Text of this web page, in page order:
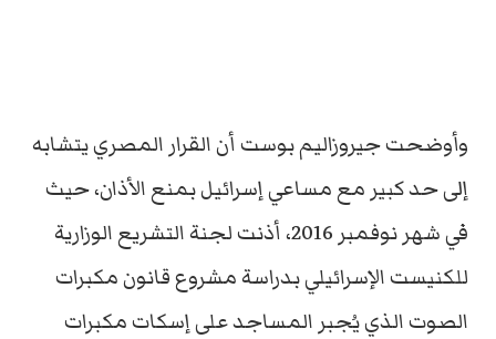
وأوضحت جيروزاليم بوست أن القرار المصري يتشابه
إلى حد كبير مع مساعي إسرائيل بمنع الأذان، حيث
في شهر نوفمبر 2016، أذنت لجنة التشريع الوزارية
للكنيست الإسرائيلي بدراسة مشروع قانون مكبرات
الصوت الذي يُجبر المساجد على إسكات مكبرات